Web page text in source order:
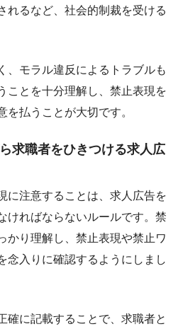
れるなど、社会的制裁を受ける
、モラル違反によるトラブルも
ことを十分理解し、禁止表現を
払うことが大切です。
求職者をひきつける求人広
に注意することは、求人広告を
ければならないルールです。禁
かり理解し、禁止表現や禁止ワ
念入りに確認するようにしまし
確に記載することで、求職者と